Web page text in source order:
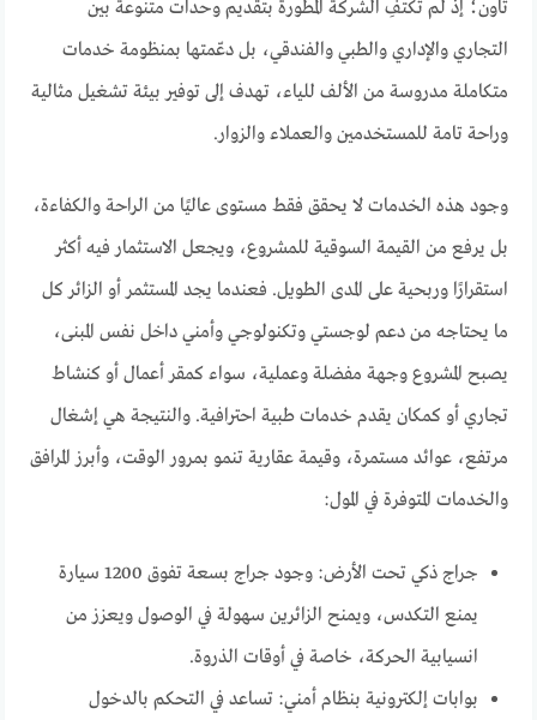
تاون؛ إذ لم تكتفِ الشركة المطورة بتقديم وحدات متنوعة بين
التجاري والإداري والطبي والفندقي، بل دعّمتها بمنظومة خدمات
متكاملة مدروسة من الألف للياء، تهدف إلى توفير بيئة تشغيل مثالية
وراحة تامة للمستخدمين والعملاء والزوار.
وجود هذه الخدمات لا يحقق فقط مستوى عاليًا من الراحة والكفاءة،
بل يرفع من القيمة السوقية للمشروع، ويجعل الاستثمار فيه أكثر
استقرارًا وربحية على المدى الطويل. فعندما يجد المستثمر أو الزائر كل
ما يحتاجه من دعم لوجستي وتكنولوجي وأمني داخل نفس المبنى،
يصبح المشروع وجهة مفضلة وعملية، سواء كمقر أعمال أو كنشاط
تجاري أو كمكان يقدم خدمات طبية احترافية. والنتيجة هي إشغال
مرتفع، عوائد مستمرة، وقيمة عقارية تنمو بمرور الوقت، وأبرز المرافق
والخدمات المتوفرة في المول:
جراج ذكي تحت الأرض: وجود جراج بسعة تفوق 1200 سيارة
يمنع التكدس، ويمنح الزائرين سهولة في الوصول ويعزز من
انسيابية الحركة، خاصة في أوقات الذروة.
بوابات إلكترونية بنظام أمني: تساعد في التحكم بالدخول